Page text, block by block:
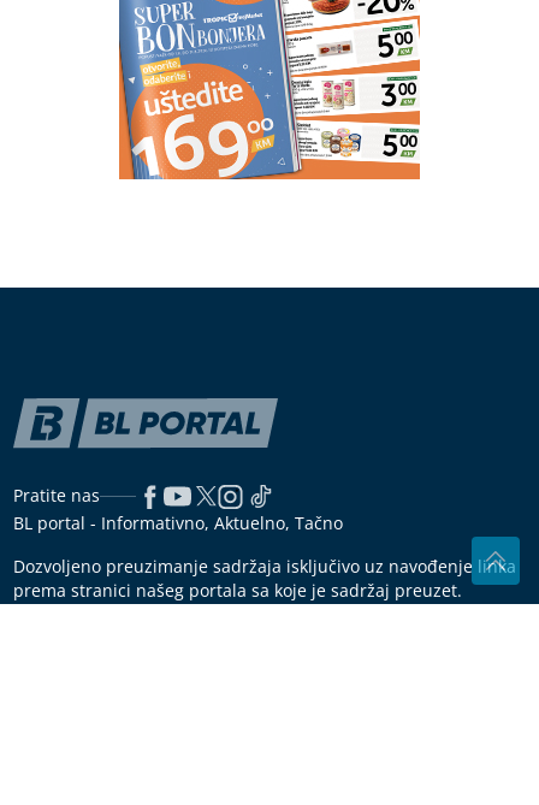
Pratite nas
BL portal - Informativno, Aktuelno, Tačno
Dozvoljeno preuzimanje sadržaja isključivo uz navođenje linka
prema stranici našeg portala sa koje je sadržaj preuzet.